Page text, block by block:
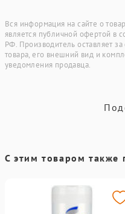
Вся информация на сайте о
является публичной офертой в
РФ. Производитель оставляет
товара, его внешний вид и
уведомления продавца.
С этим товаром также